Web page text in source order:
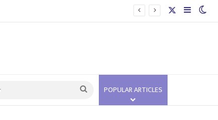
Sidebar
Search
for
POPULAR ARTICLES